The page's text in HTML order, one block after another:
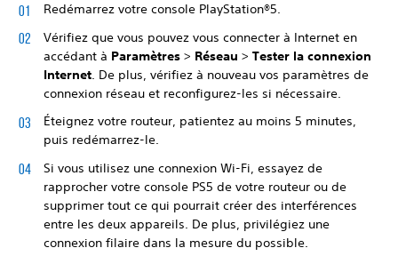
Redémarrez votre console PlayStation®5.
Vérifiez que vous pouvez vous connecter à Internet en
accédant à Paramètres > Réseau > Tester la connexion
Internet . De plus, vérifiez à nouveau vos paramètres de
connexion réseau et reconfigurez-les si nécessaire.
Éteignez votre routeur, patientez au moins 5 minutes,
puis redémarrez-le.
Si vous utilisez une connexion Wi-Fi, essayez de
rapprocher votre console PS5 de votre routeur ou de
supprimer tout ce qui pourrait créer des interférences
entre les deux appareils. De plus, privilégiez une
connexion filaire dans la mesure du possible.